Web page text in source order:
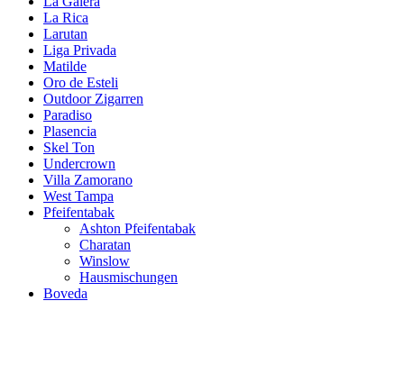
La Rica
Larutan
Liga Privada
Matilde
Oro de Esteli
Outdoor Zigarren
Paradiso
Plasencia
Skel Ton
Undercrown
Villa Zamorano
West Tampa
Pfeifentabak
Ashton Pfeifentabak
Charatan
Winslow
Hausmischungen
Boveda